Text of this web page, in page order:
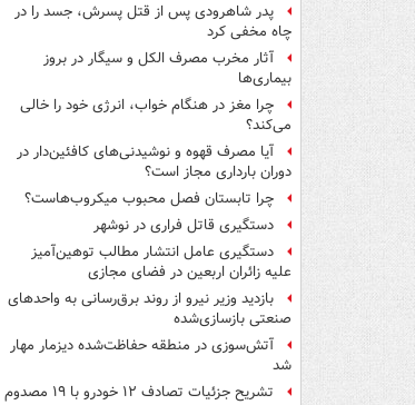
پدر شاهرودی پس از قتل پسرش، جسد را در
چاه مخفی کرد
آثار مخرب مصرف الکل و سیگار در بروز
بیماری‌ها
چرا مغز در هنگام خواب، انرژی خود را خالی
می‌کند؟
آیا مصرف قهوه و نوشیدنی‌های کافئین‌دار در
دوران بارداری مجاز است؟
چرا تابستان فصل محبوب میکروب‌هاست؟
دستگیری قاتل فراری در نوشهر
دستگیری عامل انتشار مطالب توهین‌آمیز
علیه زائران اربعین در فضای مجازی
بازدید وزیر نیرو از روند برق‌رسانی به واحدهای
صنعتی بازسازی‌شده
آتش‌سوزی در منطقه حفاظت‌شده دیزمار مهار
شد
تشریح جزئیات تصادف ۱۲ خودرو با ۱۹ مصدوم